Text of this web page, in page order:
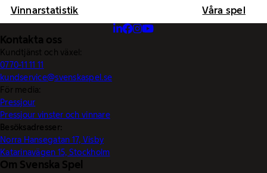
Vinnarstatistik Våra spel
Kontakta oss
Kundtjänst och växel:
0770-11 11 11
kundservice@svenskaspel.se
För media:
Pressjour
Pressjour vinster och vinnare
Besöksadresser:
Norra Hansegatan 17, Visby
Katarinavägen 15, Stockholm
Om Svenska Spel